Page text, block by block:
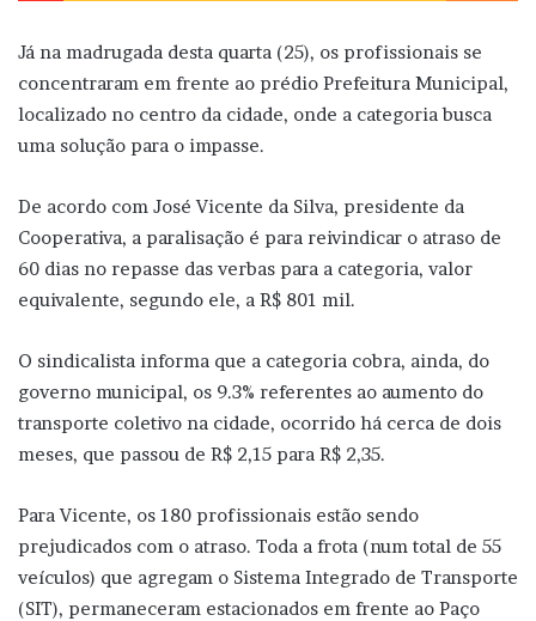
Já na madrugada desta quarta (25), os profissionais se
concentraram em frente ao prédio Prefeitura Municipal,
localizado no centro da cidade, onde a categoria busca
uma solução para o impasse.
De acordo com José Vicente da Silva, presidente da
Cooperativa, a paralisação é para reivindicar o atraso de
60 dias no repasse das verbas para a categoria, valor
equivalente, segundo ele, a R$ 801 mil.
O sindicalista informa que a categoria cobra, ainda, do
governo municipal, os 9.3% referentes ao aumento do
transporte coletivo na cidade, ocorrido há cerca de dois
meses, que passou de R$ 2,15 para R$ 2,35.
Para Vicente, os 180 profissionais estão sendo
prejudicados com o atraso. Toda a frota (num total de 55
veículos) que agregam o Sistema Integrado de Transporte
(SIT), permaneceram estacionados em frente ao Paço